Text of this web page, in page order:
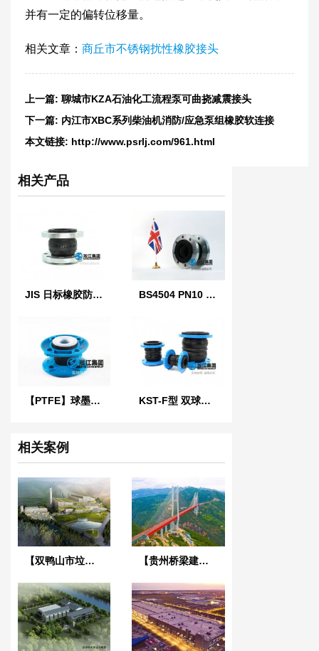
并有一定的偏转位移量。
相关文章： 商丘市不锈钢扰性橡胶接头
上一篇: 聊城市KZA石油化工流程泵可曲挠减震接头
下一篇: 内江市XBC系列柴油机消防/应急泵组橡胶软连接
本文链接: http://www.psrlj.com/961.html
相关产品
JIS 日标橡胶防震接头 BS4504 PN10 英国标准橡胶膨胀节
【PTFE】球墨法兰四氟橡胶接头“适用于航空煤油” KST-F型 双球体橡胶接头
相关案例
【双鸭山市垃圾焚烧发电项目】ZTY-50吊式减振器合同 【贵州桥梁建设集团1029工程项目】橡胶接头合同